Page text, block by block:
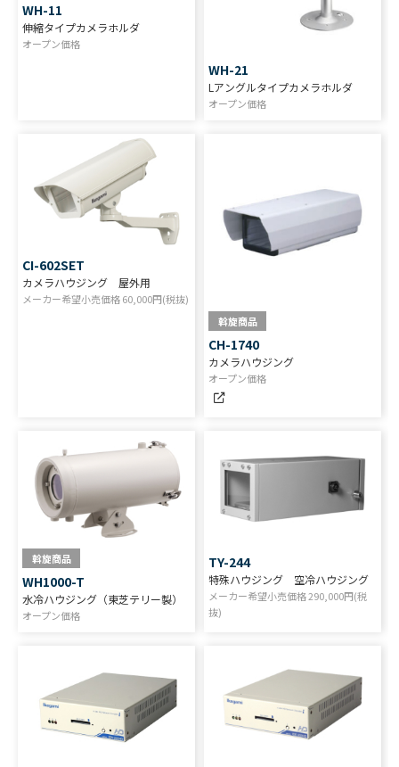
WH-11
伸縮タイプカメラホルダ
オープン価格
WH-21
Lアングルタイプカメラホルダ
オープン価格
CI-602SET
カメラハウジング 屋外用
メーカー希望小売価格60,000円(税抜)
斡旋商品
CH-1740
カメラハウジング
オープン価格
斡旋商品
WH1000-T
水冷ハウジング（東芝テリー製）
オープン価格
TY-244
特殊ハウジング 空冷ハウジング
メーカー希望小売価格290,000円(税
抜)